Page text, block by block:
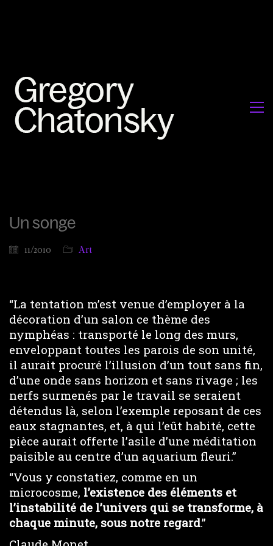
Un songe
11/2010 Art
“La tentation m’est venue d’employer à la
décoration d’un salon ce thème des
nymphéas : transporté le long des murs,
enveloppant toutes les parois de son unité,
il aurait procuré l’illusion d’un tout sans fin,
d’une onde sans horizon et sans rivage ; les
nerfs surmenés par le travail se seraient
détendus là, selon l’exemple reposant de ces
eaux stagnantes, et, à qui l’eût habité, cette
pièce aurait offerte l’asile d’une méditation
paisible au centre d’un aquarium fleuri.”
“Vous y constatiez, comme en un
microcosme, l’existence des éléments et
l’instabilité de l’univers qui se transforme, à
chaque minute, sous notre regard.”